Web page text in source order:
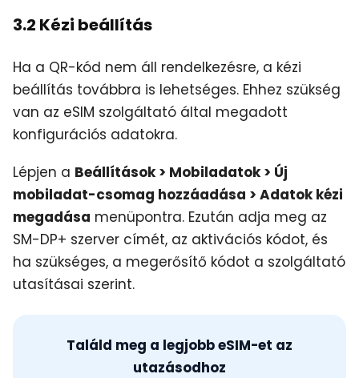
3.2 Kézi beállítás
Ha a QR-kód nem áll rendelkezésre, a kézi
beállítás továbbra is lehetséges. Ehhez szükség
van az eSIM szolgáltató által megadott
konfigurációs adatokra.
Lépjen a Beállítások > Mobiladatok > Új
mobiladat-csomag hozzáadása > Adatok kézi
megadása menüpontra. Ezután adja meg az
SM-DP+ szerver címét, az aktivációs kódot, és
ha szükséges, a megerősítő kódot a szolgáltató
utasításai szerint.
Találd meg a legjobb eSIM-et az
utazásodhoz